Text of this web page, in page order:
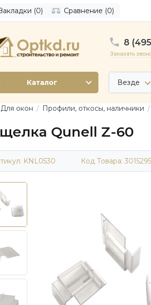
(0) Сравнение (0)
8
Заказать
Везде
Каталог
Для окон Профили, откосы, наличники
Qunell Z-60
KNL0530 Код Товара: 3015295